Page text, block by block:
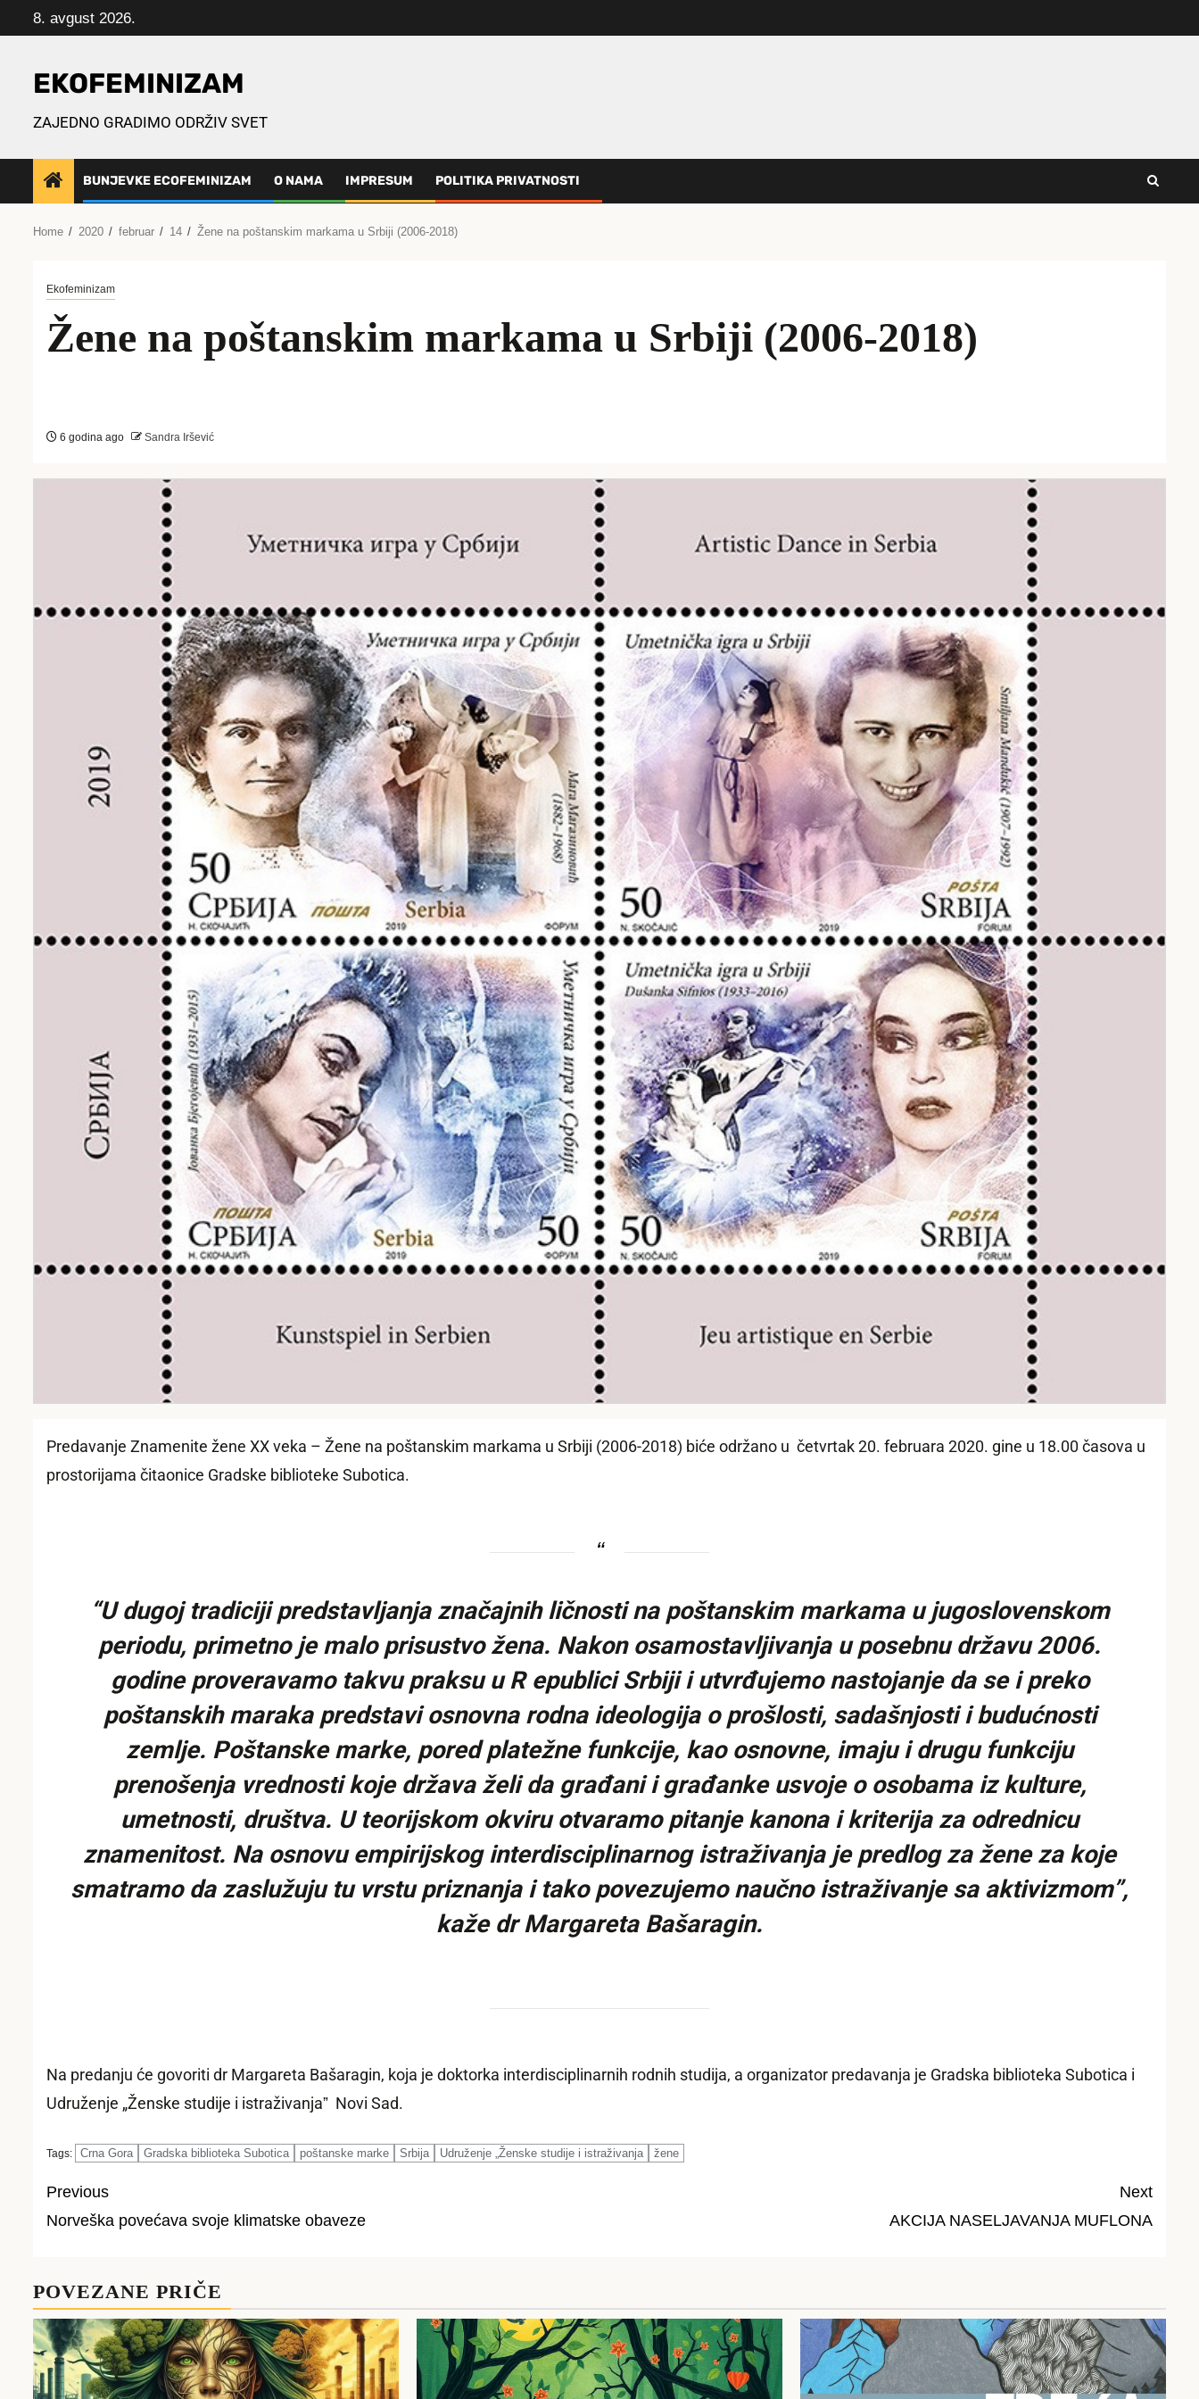
to
8. avgust 2026.
EKOFEMINIZAM
ZAJEDNO GRADIMO ODRŽIV SVET
BUNJEVKE ECOFEMINIZAM O NAMA IMPRESUM POLITIKA PRIVATNOSTI
Home 2020 februar 14 Žene na poštanskim markama u Srbiji (2006-2018)
Ekofeminizam
Žene na poštanskim markama u Srbiji (2006-2018)
6 godina ago Sandra Iršević
Predavanje Znamenite žene XX veka – Žene na poštanskim markama u Srbiji (2006-2018) biće održano u četvrtak 20. februara 2020. gine u 18.00 časova u
prostorijama čitaonice Gradske biblioteke Subotica.
“U dugoj tradiciji predstavljanja značajnih ličnosti na poštanskim markama u jugoslovenskom
periodu, primetno je malo prisustvo žena. Nakon osamostavljivanja u posebnu državu 2006.
godine proveravamo takvu praksu u R epublici Srbiji i utvrđujemo nastojanje da se i preko
poštanskih maraka predstavi osnovna rodna ideologija o prošlosti, sadašnjosti i budućnosti
zemlje. Poštanske marke, pored platežne funkcije, kao osnovne, imaju i drugu funkciju
prenošenja vrednosti koje država želi da građani i građanke usvoje o osobama iz kulture,
umetnosti, društva. U teorijskom okviru otvaramo pitanje kanona i kriterija za odrednicu
znamenitost. Na osnovu empirijskog interdisciplinarnog istraživanja je predlog za žene za koje
smatramo da zaslužuju tu vrstu priznanja i tako povezujemo naučno istraživanje sa aktivizmom”,
kaže dr Margareta Bašaragin.
Na predanju će govoriti dr Margareta Bašaragin, koja je doktorka interdisciplinarnih rodnih studija, a organizator predavanja je Gradska biblioteka Subotica i
Udruženje „Ženske studije i istraživanjaˮ Novi Sad.
Tags: Crna Gora Gradska biblioteka Subotica poštanske marke Srbija Udruženje „Ženske studije i istraživanja žene
Post
Previous
Norveška povećava svoje klimatske obaveze
Next
AKCIJA NASELJAVANJA MUFLONA
POVEZANE PRIČE